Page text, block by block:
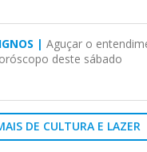
| Aguçar o
deste sábado
DE CULTURA E LAZER